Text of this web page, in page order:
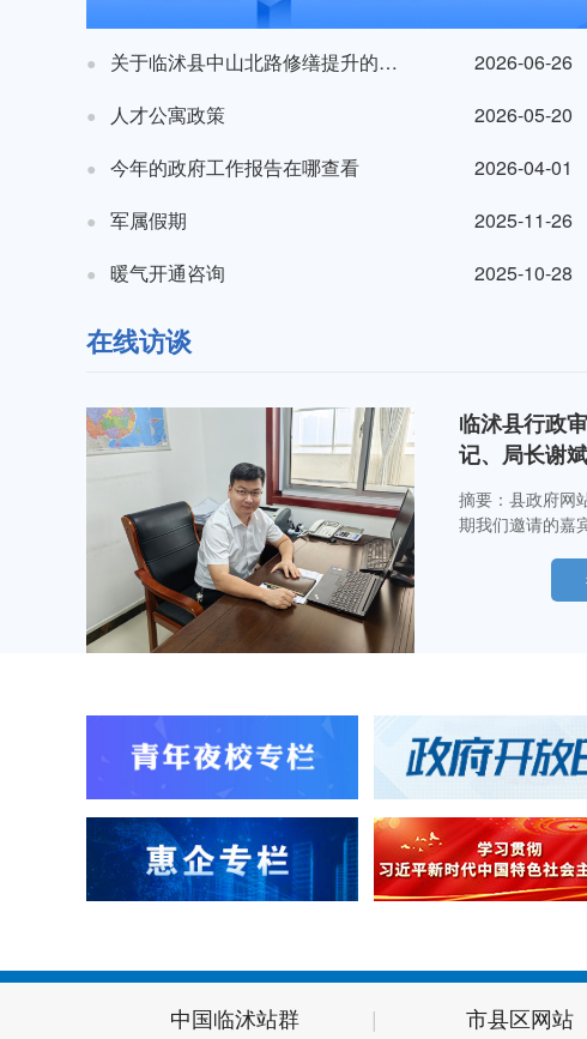
● 关于临沭县中山北路修缮提升的几点建议 2026-06-26
● 人才公寓政策 2026-05-20
● 今年的政府工作报告在哪查看 2026-04-01
● 军属假期 2025-11-26
● 暖气开通咨询 2025-10-28
在线访谈
临沭县行政
记、局长谢
摘要：县政府网
期我们邀请的嘉
长将向大家介绍
况。谢斌锋：各
工作，也取得了
家介绍一下
况。...
中国临沭站群 | 市县区网站